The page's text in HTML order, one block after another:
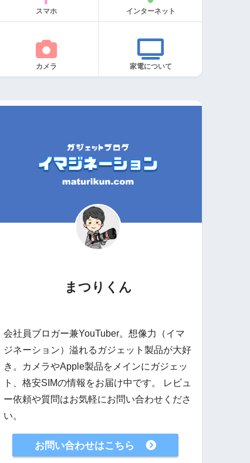
スマホ インターネット
カメラ 家電について
まつりくん
会社員ブロガー兼YouTuber。想像力（イマ
ジネーション）溢れるガジェット製品が大好
き。カメラやApple製品をメインにガジェッ
ト、格安SIMの情報をお届け中です。 レビュ
ー依頼や質問はお気軽にお問い合わせくださ
い。
お問い合わせはこちら